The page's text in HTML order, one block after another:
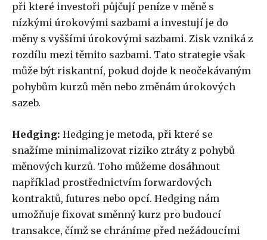
při které investoři půjčují peníze v měně s
nízkými úrokovými sazbami a investují je do
měny s vyššími úrokovými sazbami. Zisk vzniká z
rozdílu mezi těmito sazbami. Tato strategie však
může být riskantní, pokud dojde k neočekávaným
pohybům kurzů měn nebo změnám úrokových
sazeb.
Hedging: Hedging je metoda, při které se
snažíme minimalizovat riziko ztráty z pohybů
měnových kurzů. Toho můžeme dosáhnout
například prostřednictvím forwardových
kontraktů, futures nebo opcí. Hedging nám
umožňuje fixovat směnný kurz pro budoucí
transakce, čímž se chráníme před nežádoucími